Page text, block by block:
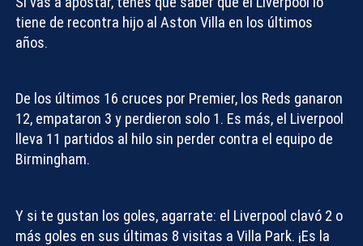
tiene de recontra hijo al Aston Villa en los últimos
años.
De los últimos 16 cruces por Premier, los Reds ganaron
12, empataron 3 y perdieron solo 1. Es más, el Liverpool
lleva 11 partidos al hilo sin perder contra el equipo de
Birmingham.
Y si te gustan los goles, agarrate: el Liverpool clavó 2 o
más goles en sus últimas 8 visitas a Villa Park. ¡Es la